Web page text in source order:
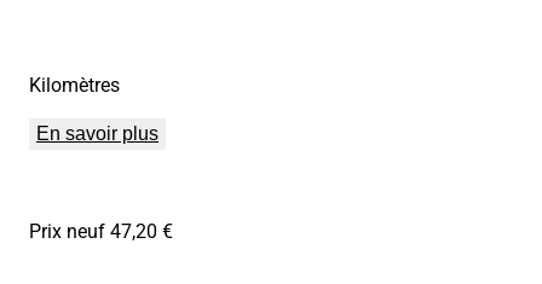
Kilomètres
En savoir plus
Prix neuf 47,20 €